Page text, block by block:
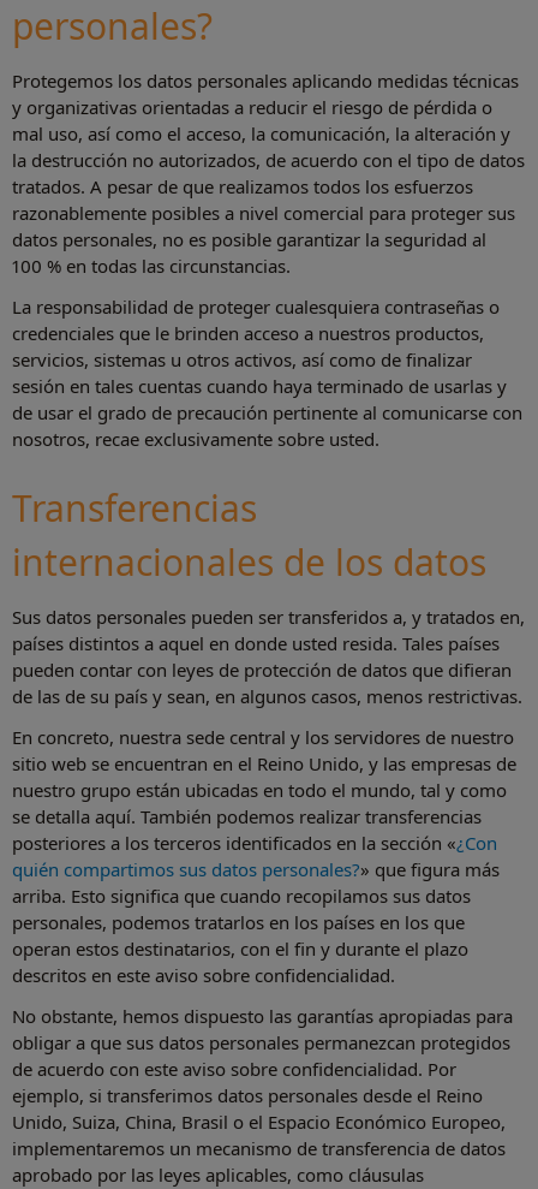
personales?
Protegemos los datos personales aplicando medidas técnicas
y organizativas orientadas a reducir el riesgo de pérdida o
mal uso, así como el acceso, la comunicación, la alteración y
la destrucción no autorizados, de acuerdo con el tipo de datos
tratados. A pesar de que realizamos todos los esfuerzos
razonablemente posibles a nivel comercial para proteger sus
datos personales, no es posible garantizar la seguridad al
100 % en todas las circunstancias.
La responsabilidad de proteger cualesquiera contraseñas o
credenciales que le brinden acceso a nuestros productos,
servicios, sistemas u otros activos, así como de finalizar
sesión en tales cuentas cuando haya terminado de usarlas y
de usar el grado de precaución pertinente al comunicarse con
nosotros, recae exclusivamente sobre usted.
Transferencias
internacionales de los datos
Sus datos personales pueden ser transferidos a, y tratados en,
países distintos a aquel en donde usted resida. Tales países
pueden contar con leyes de protección de datos que difieran
de las de su país y sean, en algunos casos, menos restrictivas.
En concreto, nuestra sede central y los servidores de nuestro
sitio web se encuentran en el Reino Unido, y las empresas de
nuestro grupo están ubicadas en todo el mundo, tal y como
se detalla aquí. También podemos realizar transferencias
posteriores a los terceros identificados en la sección «¿Con
quién compartimos sus datos personales?» que figura más
arriba. Esto significa que cuando recopilamos sus datos
personales, podemos tratarlos en los países en los que
operan estos destinatarios, con el fin y durante el plazo
descritos en este aviso sobre confidencialidad.
No obstante, hemos dispuesto las garantías apropiadas para
obligar a que sus datos personales permanezcan protegidos
de acuerdo con este aviso sobre confidencialidad. Por
ejemplo, si transferimos datos personales desde el Reino
Unido, Suiza, China, Brasil o el Espacio Económico Europeo,
implementaremos un mecanismo de transferencia de datos
aprobado por las leyes aplicables, como cláusulas